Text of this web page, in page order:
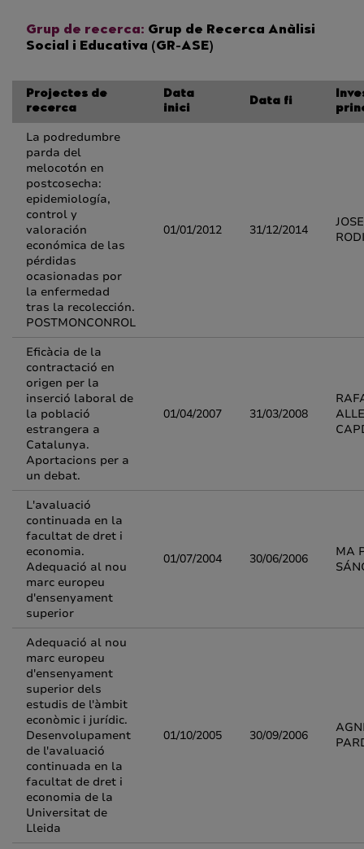
Grup de recerca: Grup de Recerca Anàlisi
Social i Educativa (GR-ASE)
Projectes de
recerca
Data
inici
Data fi
La podredumbre
parda del
melocotón en
postcosecha:
epidemiología,
control y
valoración
económica de las
pérdidas
ocasionadas por
la enfermedad
tras la recolección.
POSTMONCONROL
01/01/2012 31/12/2014
Eficàcia de la
contractació en
origen per la
inserció laboral de
la població
estrangera a
Catalunya.
Aportacions per a
un debat.
01/04/2007 31/03/2008
L'avaluació
continuada en la
facultat de dret i
economia.
Adequació al nou
marc europeu
d'ensenyament
superior
01/07/2004 30/06/2006
MA
Adequació al nou
marc europeu
d'ensenyament
superior dels
estudis de l'àmbit
econòmic i jurídic.
Desenvolupament
de l'avaluació
continuada en la
facultat de dret i
economia de la
Universitat de
Lleida
01/10/2005 30/09/2006